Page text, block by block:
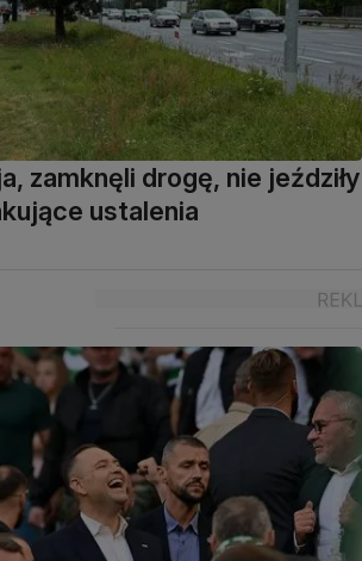
zamknęli drogę, nie jeździły
ustalenia